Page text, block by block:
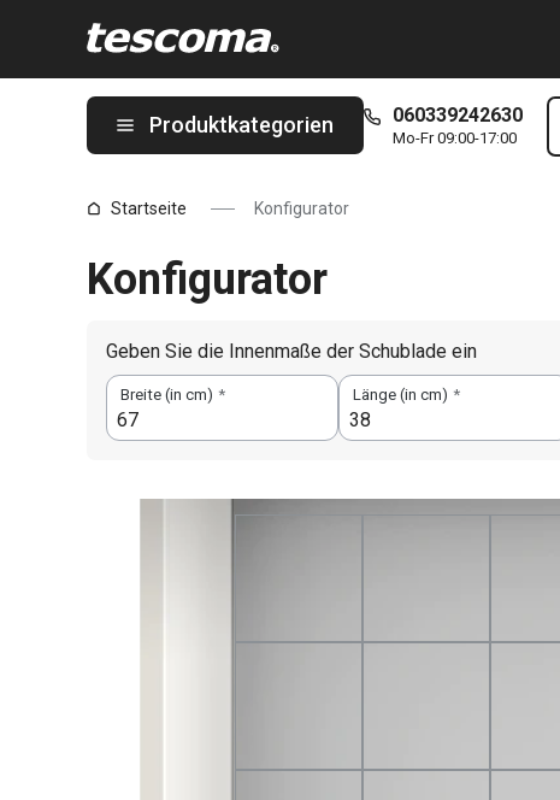
Produktkategorien 060339242630
Mo-Fr 09:00-17:00
Startseite Konfigurator
Konfigurator
Geben Sie die Innenmaße der Schublade ein
Breite (in cm) * Länge (in cm) *